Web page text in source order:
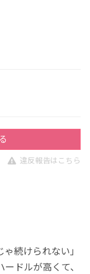
違反報告はこちら
続けられない」
ドルが高くて、